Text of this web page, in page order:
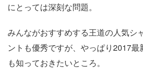
にとっては深刻な問題。
みんながおすすめする王道の人気シ
ントも優秀ですが、やっぱり2017最
も知っておきたいところ。